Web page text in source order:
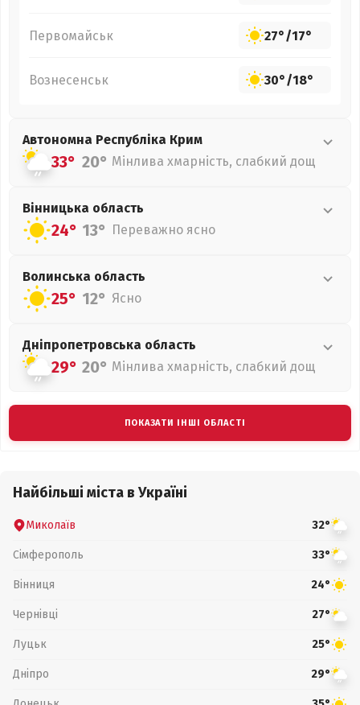
Первомайськ 27°/17°
Вознесенськ 30°/18°
Автономна Республіка Крим
33° 20° Мінлива хмарність, слабкий дощ
Вінницька область
24° 13° Переважно ясно
Волинська область
25° 12° Ясно
Дніпропетровська область
29° 20° Мінлива хмарність, слабкий дощ
ПОКАЗАТИ ІНШІ ОБЛАСТІ
Найбільші міста в Україні
Миколаїв 32°
Сімферополь 33°
Вінниця 24°
Чернівці 27°
Луцьк 25°
Дніпро 29°